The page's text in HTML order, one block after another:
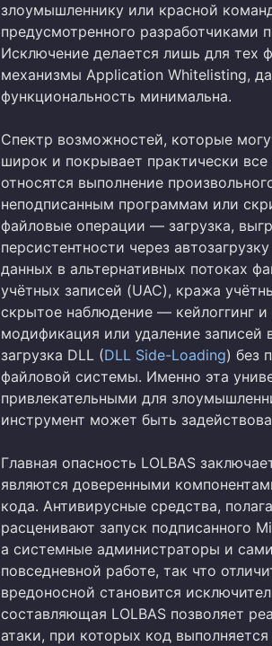
злоумышленнику или красной
предусмотренного разработчиками
Исключение делается лишь для тех
механизмы Application Whitelisting,
функциональность минимальна.
Спектр возможностей, которые
широк и покрывает практически
относятся выполнение
неподписанным программам или
файловые операции — загрузка,
персистентности через
данных в альтернативных потоках
учётных записей (UAC), кража
скрытое наблюдение — кейлоггинг и
модификация или удаление
загрузка DLL (DLL Side-Loading) без
файловой системы. Именно эта
привлекательными для
инструмент может быть
Главная опасность LOLBAS
являются доверенными
кода. Антивирусные средства,
расценивают запуск подписанного
а системные администраторы и
повседневной работе, так что
вредоносной становится
составляющая LOLBAS позволяет
атаки, при которых код